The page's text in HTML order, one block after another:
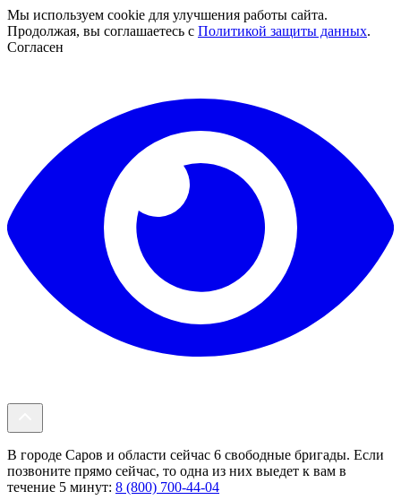
Мы используем cookie для улучшения работы сайта.
Продолжая, вы соглашаетесь с Политикой защиты данных.
Согласен
В городе Саров и области сейчас 6 свободные бригады. Если
позвоните прямо сейчас, то одна из них выедет к вам в
течение 5 минут: 8 (800) 700-44-04